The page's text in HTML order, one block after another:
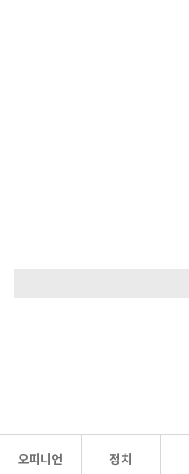
오피니언 정치